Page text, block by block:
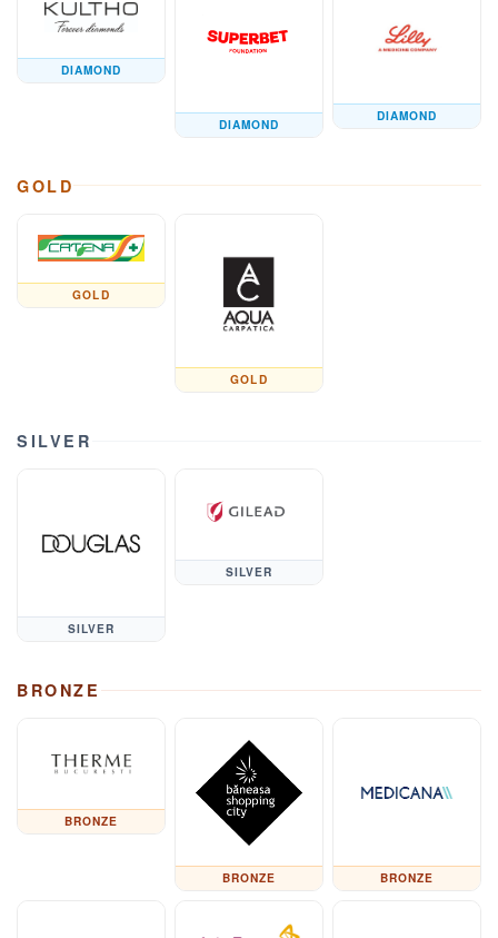
DIAMOND
DIAMOND
DIAMOND
GOLD
GOLD
GOLD
SILVER
SILVER
SILVER
BRONZE
BRONZE
BRONZE BRONZE